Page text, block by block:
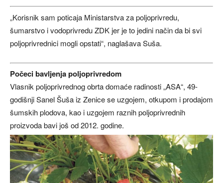
„Korisnik sam poticaja Ministarstva za poljoprivredu,
šumarstvo i vodoprivredu ZDK jer je to jedini način da bi svi
poljoprivrednici mogli opstati“, naglašava Suša.
Počeci bavljenja poljoprivredom
Vlasnik poljoprivrednog obrta domaće radinosti „ASA“, 49-
godišnji Sanel Šuša iz Zenice se uzgojem, otkupom i prodajom
šumskih plodova, kao i uzgojem raznih poljoprivrednih
proizvoda bavi još od 2012. godine.